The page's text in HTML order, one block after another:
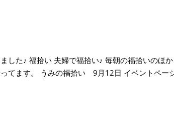
した♪ 福拾い 夫婦で福拾い♪ 毎朝の福拾いのほ
てます。 うみの福拾い 9月12日 イベントペー